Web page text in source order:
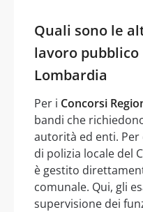
Quali sono le
lavoro pubblico
Lombardia
Per i Concorsi
bandi che
autorità ed enti.
di polizia locale del
è gestito
comunale. Qui, gli
supervisione dei